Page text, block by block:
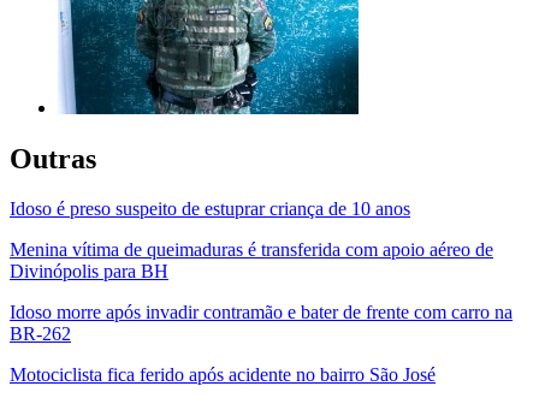
Outras
Idoso é preso suspeito de estuprar criança de 10 anos
Menina vítima de queimaduras é transferida com apoio aéreo de
Divinópolis para BH
Idoso morre após invadir contramão e bater de frente com carro na
BR-262
Motociclista fica ferido após acidente no bairro São José